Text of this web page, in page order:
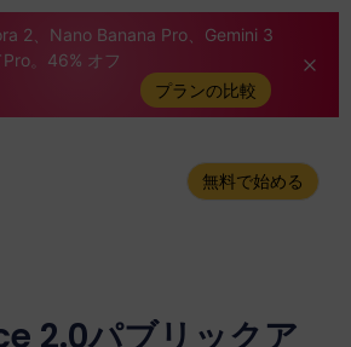
2、Nano Banana Pro、Gemini 3
。46% オフ
プランの比較
無料で始める
2.0パブリックア